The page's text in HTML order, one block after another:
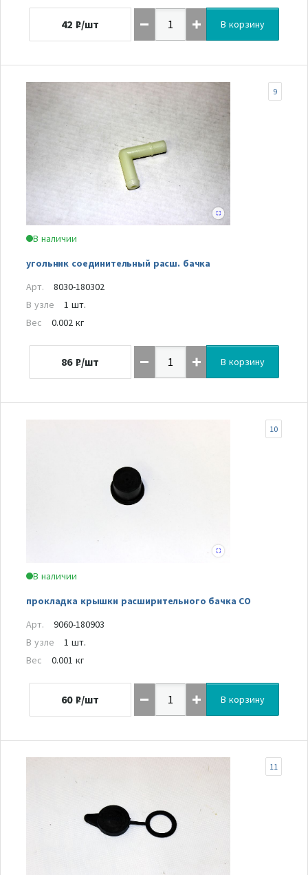
42 ₽/шт В корзину
В наличии
угольник соединительный расш. бачка
9
Арт.
8030-180302
В узле
1 шт.
Вес
0.002 кг
86 ₽/шт В корзину
В наличии
прокладка крышки расширительного бачка СО
10
Арт.
9060-180903
В узле
1 шт.
Вес
0.001 кг
60 ₽/шт В корзину
11